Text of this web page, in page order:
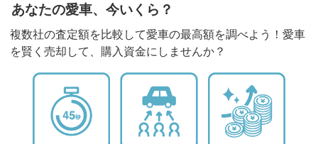
あなたの愛車、今いくら？
複数社の査定額を比較して愛車の最高額を調べよう！愛車
を賢く売却して、購入資金にしませんか？